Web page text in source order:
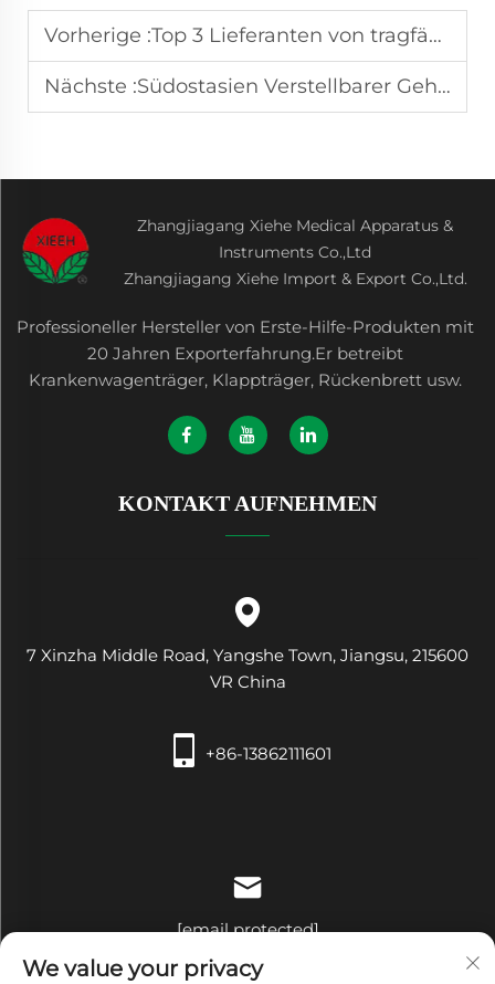
Vorherige :Top 3 Lieferanten von tragfähigen Notfalltragen für eine schnelle Reaktion auf medizinische Notfälle
Nächste :Südostasien Verstellbarer Gehstock für Pflege von älteren Menschen Nicht rutschende Basis für einen sicheren Griff und sichere Nutzung zu Hause
Zhangjiagang Xiehe Medical Apparatus &
Instruments Co.,Ltd
Zhangjiagang Xiehe Import & Export Co.,Ltd.
Professioneller Hersteller von Erste-Hilfe-Produkten mit
20 Jahren Exporterfahrung.Er betreibt
Krankenwagenträger, Klappträger, Rückenbrett usw.
KONTAKT AUFNEHMEN
7 Xinzha Middle Road, Yangshe Town, Jiangsu, 215600
VR China
+86-13862111601
[email protected]
We value your privacy